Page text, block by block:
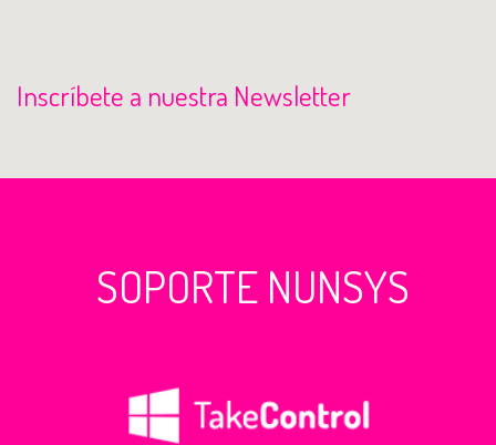
Inscríbete a nuestra Newsletter
SOPORTE NUNSYS